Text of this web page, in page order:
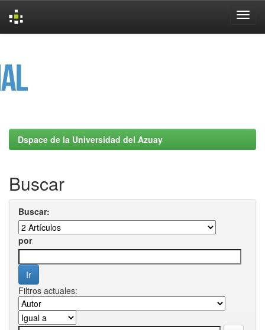
Dspace de la Universidad del Azuay
Buscar
Buscar:
por
Filtros actuales: